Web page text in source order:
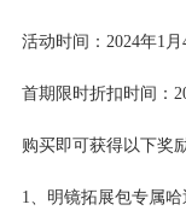
活动时间：2024年1
首期限时折扣时间：
购买即可获得以下奖
1、明镜拓展包专属